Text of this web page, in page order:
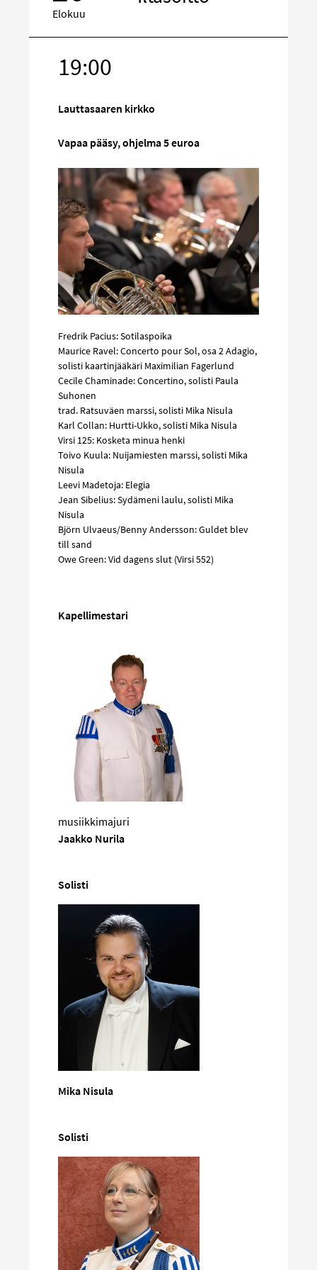
Elokuu
19:00
Lauttasaaren kirkko
Vapaa pääsy, ohjelma 5 euroa
Fredrik Pacius: Sotilaspoika
Maurice Ravel: Concerto pour Sol, osa 2 Adagio,
solisti kaartinjääkäri Maximilian Fagerlund
Cecile Chaminade: Concertino, solisti Paula
Suhonen
trad. Ratsuväen marssi, solisti Mika Nisula
Karl Collan: Hurtti-Ukko, solisti Mika Nisula
Virsi 125: Kosketa minua henki
Toivo Kuula: Nuijamiesten marssi, solisti Mika
Nisula
Leevi Madetoja: Elegia
Jean Sibelius: Sydämeni laulu, solisti Mika
Nisula
Björn Ulvaeus/Benny Andersson: Guldet blev
till sand
Owe Green: Vid dagens slut (Virsi 552)
Kapellimestari
musiikkimajuri
Jaakko Nurila
Solisti
Mika Nisula
Solisti